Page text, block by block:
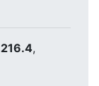
,